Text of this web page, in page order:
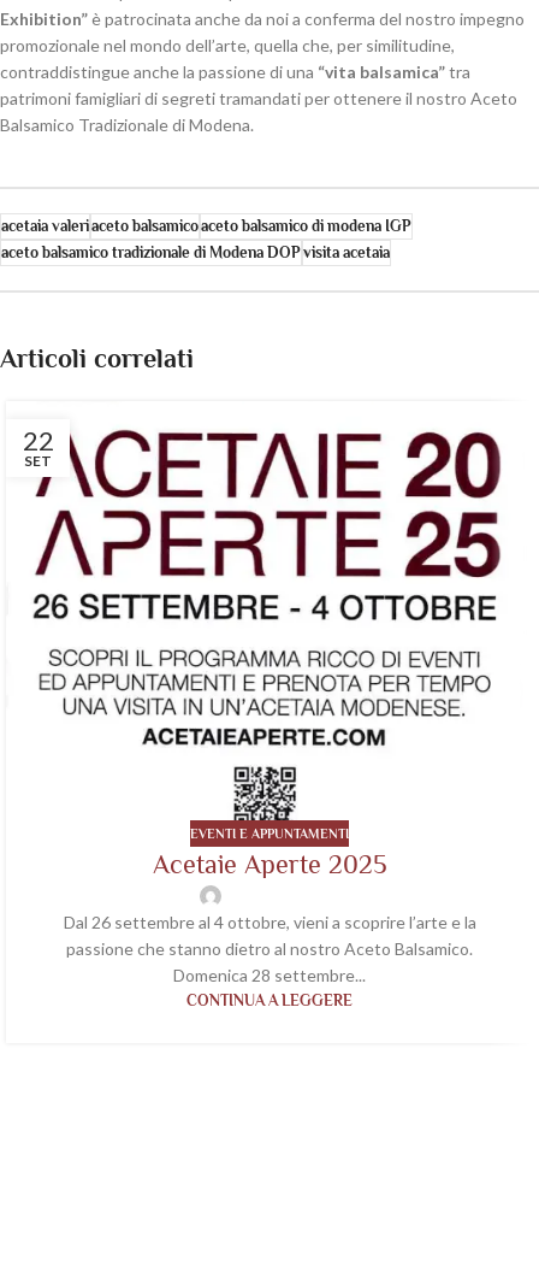
Exhibition”è patrocinata anche da noi a conferma del nostro impegno
promozionale nel mondo dell’arte, quella che, per similitudine,
contraddistingue anche la passione di una “vita balsamica”tra
patrimoni famigliari di segreti tramandati per ottenere il nostro Aceto
Balsamico Tradizionale di Modena.
acetaia valeriaceto balsamicoaceto balsamico di modena IGP
aceto balsamico tradizionale di Modena DOPvisita acetaia
Articoli correlati
22
SET
EVENTI E APPUNTAMENTI
Acetaie Aperte 2025
wp-acetaiavaleri
Dal 26 settembre al 4 ottobre, vieni a scoprire l’arte e la
passione che stanno dietro al nostro Aceto Balsamico.
Domenica 28 settembre...
CONTINUA A LEGGERE